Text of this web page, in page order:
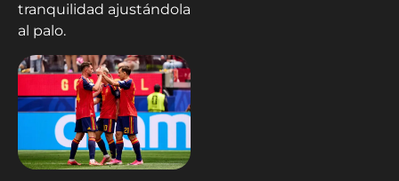
tranquilidad ajustándola
al palo.